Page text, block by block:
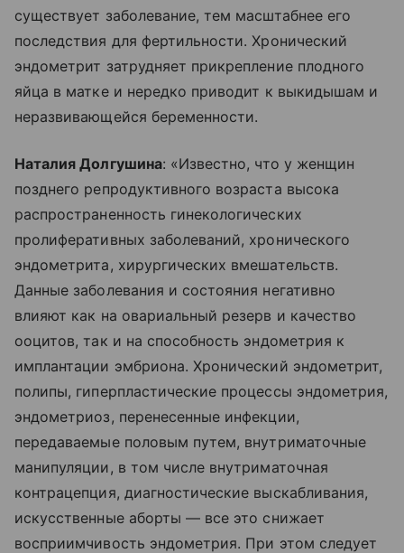
существует заболевание, тем масштабнее его
последствия для фертильности. Хронический
эндометрит затрудняет прикрепление плодного
яйца в матке и нередко приводит к выкидышам и
неразвивающейся беременности.
Наталия Долгушина: «Известно, что у женщин
позднего репродуктивного возраста высока
распространенность гинекологических
пролиферативных заболеваний, хронического
эндометрита, хирургических вмешательств.
Данные заболевания и состояния негативно
влияют как на овариальный резерв и качество
ооцитов, так и на способность эндометрия к
имплантации эмбриона. Хронический эндометрит,
полипы, гиперпластические процессы эндометрия,
эндометриоз, перенесенные инфекции,
передаваемые половым путем, внутриматочные
манипуляции, в том числе внутриматочная
контрацепция, диагностические выскабливания,
искусственные аборты — все это снижает
восприимчивость эндометрия. При этом следует